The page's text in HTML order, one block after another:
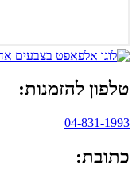
טלפון להזמנות:
04-831-1993
כתובת: